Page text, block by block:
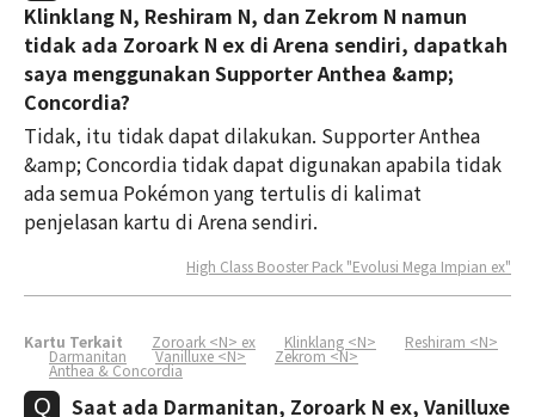
Klinklang N, Reshiram N, dan Zekrom N namun
tidak ada Zoroark N ex di Arena sendiri, dapatkah
saya menggunakan Supporter Anthea &amp;
Concordia?
Tidak, itu tidak dapat dilakukan. Supporter Anthea
&amp; Concordia tidak dapat digunakan apabila tidak
ada semua Pokémon yang tertulis di kalimat
penjelasan kartu di Arena sendiri.
High Class Booster Pack "Evolusi Mega Impian ex"
Kartu Terkait Zoroark <N> ex Klinklang <N> Reshiram <N>
Darmanitan Vanilluxe <N> Zekrom <N>
Anthea & Concordia
Saat ada Darmanitan, Zoroark N ex, Vanilluxe